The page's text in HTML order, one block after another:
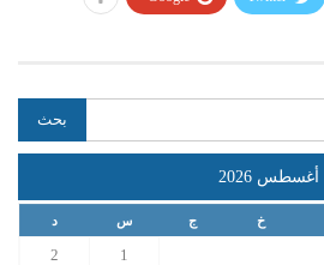
أغسطس 2026
خ ج س د
1
2